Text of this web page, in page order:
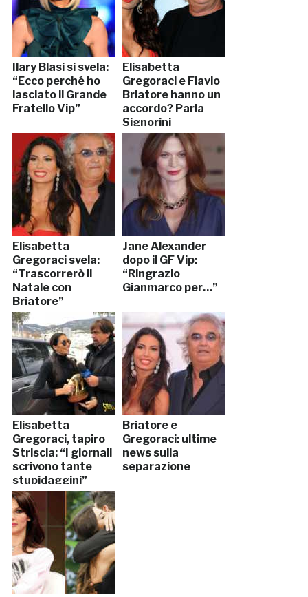
Ilary Blasi si svela:
“Ecco perché ho
lasciato il Grande
Fratello Vip”
Elisabetta
Gregoraci e Flavio
Briatore hanno un
accordo? Parla
Signorini
Elisabetta
Gregoraci svela:
“Trascorrerò il
Natale con
Briatore”
Jane Alexander
dopo il GF Vip:
“Ringrazio
Gianmarco per…”
Elisabetta
Gregoraci, tapiro
Striscia: “I giornali
scrivono tante
stupidaggini”
Briatore e
Gregoraci: ultime
news sulla
separazione